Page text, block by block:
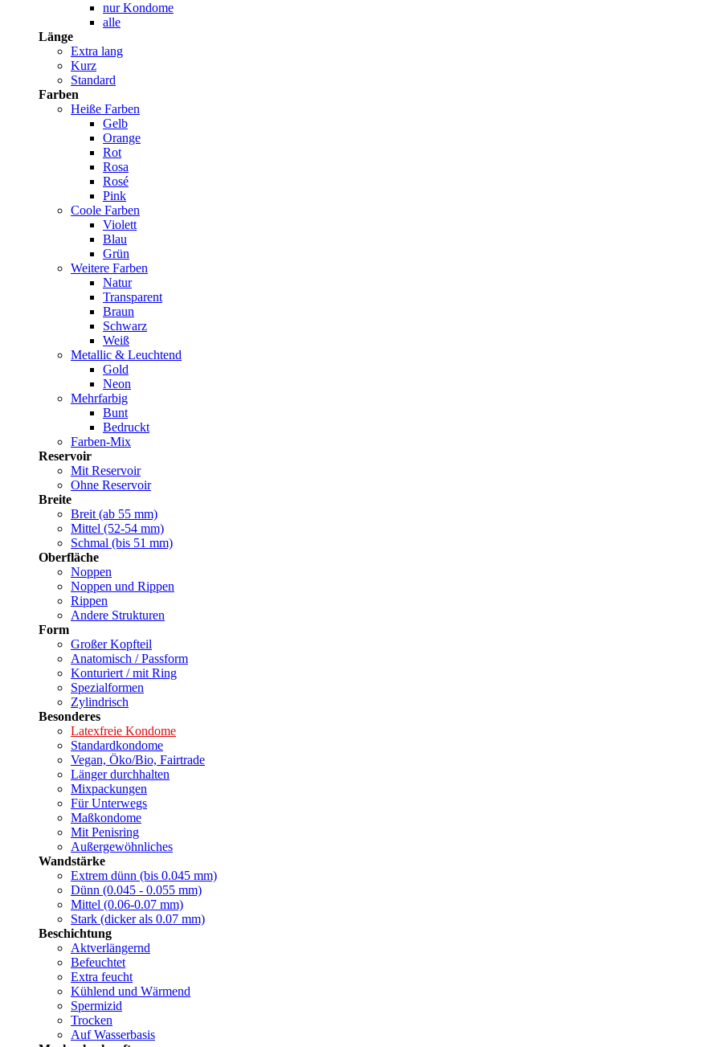
nur Kondome
alle
Länge
Extra lang
Kurz
Standard
Farben
Heiße Farben
Gelb
Orange
Rot
Rosa
Rosé
Pink
Coole Farben
Violett
Blau
Grün
Weitere Farben
Natur
Transparent
Braun
Schwarz
Weiß
Metallic & Leuchtend
Gold
Neon
Mehrfarbig
Bunt
Bedruckt
Farben-Mix
Reservoir
Mit Reservoir
Ohne Reservoir
Breite
Breit (ab 55 mm)
Mittel (52-54 mm)
Schmal (bis 51 mm)
Oberfläche
Noppen
Noppen und Rippen
Rippen
Andere Strukturen
Form
Großer Kopfteil
Anatomisch / Passform
Konturiert / mit Ring
Spezialformen
Zylindrisch
Besonderes
Latexfreie Kondome
Standardkondome
Vegan, Öko/Bio, Fairtrade
Länger durchhalten
Mixpackungen
Für Unterwegs
Maßkondome
Mit Penisring
Außergewöhnliches
Wandstärke
Extrem dünn (bis 0.045 mm)
Dünn (0.045 - 0.055 mm)
Mittel (0.06-0.07 mm)
Stark (dicker als 0.07 mm)
Beschichtung
Aktverlängernd
Befeuchtet
Extra feucht
Kühlend und Wärmend
Spermizid
Trocken
Auf Wasserbasis